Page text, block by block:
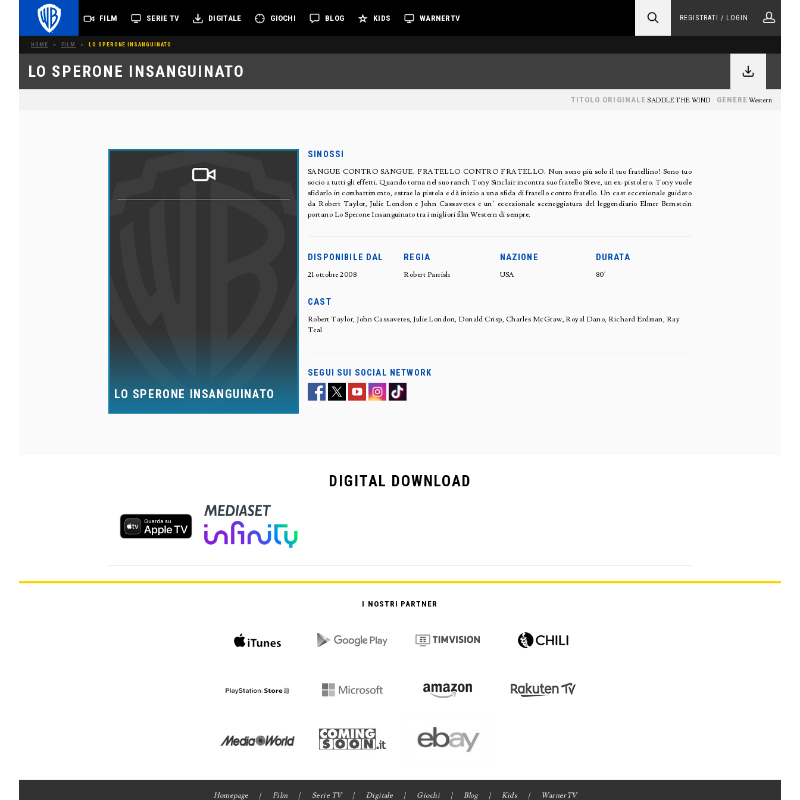
FILM SERIE TV DIGITALE GIOCHI BLOG KIDS WARNERTV REGISTRATI / LOGIN
HOME > FILM > LO SPERONE INSANGUINATO
LO SPERONE INSANGUINATO
GENERE Western
TITOLO ORIGINALE SADDLE THE WIND
LO SPERONE INSANGUINATO
SINOSSI
SANGUE CONTRO SANGUE. FRATELLO CONTRO FRATELLO. Non sono più solo il tuo fratellino! Sono tuo
socio a tutti gli effetti. Quando torna nel suo ranch Tony Sinclair incontra suo fratello Steve, un ex-pistolero. Tony vuole
sfidarlo in combattimento, estrae la pistola e dà inizio a una sfida di fratello contro fratello. Un cast eccezionale guidato
da Robert Taylor, Julie London e John Cassavetes e un’ eccezionale sceneggiatura del leggendiario Elmer Bernstein
portano Lo Sperone Insanguinato tra i migliori film Western di sempre.
DISPONIBILE DAL
21 ottobre 2008
REGIA
Robert Parrish
NAZIONE
USA
DURATA
80'
CAST
Robert Taylor, John Cassavetes, Julie London, Donald Crisp, Charles McGraw, Royal Dano, Richard Erdman, Ray
Teal
SEGUI SUI SOCIAL NETWORK
DIGITAL DOWNLOAD
I NOSTRI PARTNER
Homepage Film Serie TV Digitale Giochi Blog Kids WarnerTV